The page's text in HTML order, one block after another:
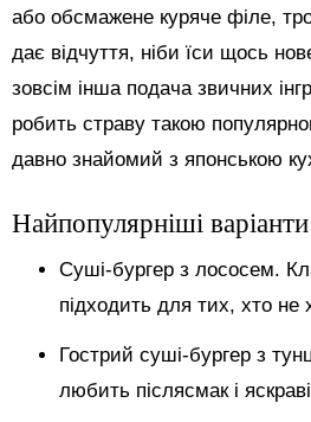
або обсмажене куряче філе,
дає відчуття, ніби їси щось
зовсім інша подача звичних
робить страву такою
давно знайомий з японською
Найпопулярніші варіанти
Суші-бургер з лососем.
підходить для тих, хто не
Гострий суші-бургер з
любить післясмак і